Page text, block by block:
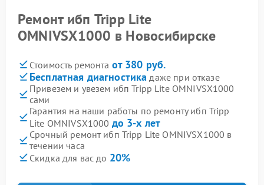
Ремонт ибп Tripp Lite
OMNIVSX1000 в Новосибирске
Стоимость ремонта от 380 руб.
Бесплатная диагностика даже при отказе
Привезем и увезем ибп Tripp Lite OMNIVSX1000
сами
Гарантия на наши работы по ремонту ибп Tripp
Lite OMNIVSX1000 до 3-х лет
Срочный ремонт ибп Tripp Lite OMNIVSX1000 в
течении часа
Скидка для вас до 20%